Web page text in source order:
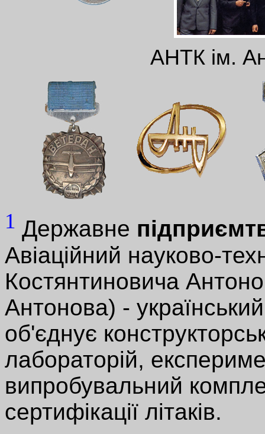
АНТК ім.
1 Державне
Авіаційний науково-
Костянтиновича
Антонова) -
об'єднує
лабораторій,
випробувальний
сертифікації літаків.